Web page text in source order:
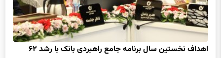
اهداف نخستین سال برنامه جامع راهبردی بانک با رشد ۶۲
درصدی منابع محقق شد